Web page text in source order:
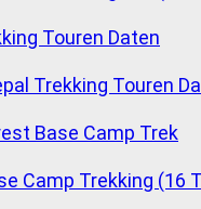
Trekking Touren
Camp Trekking (16